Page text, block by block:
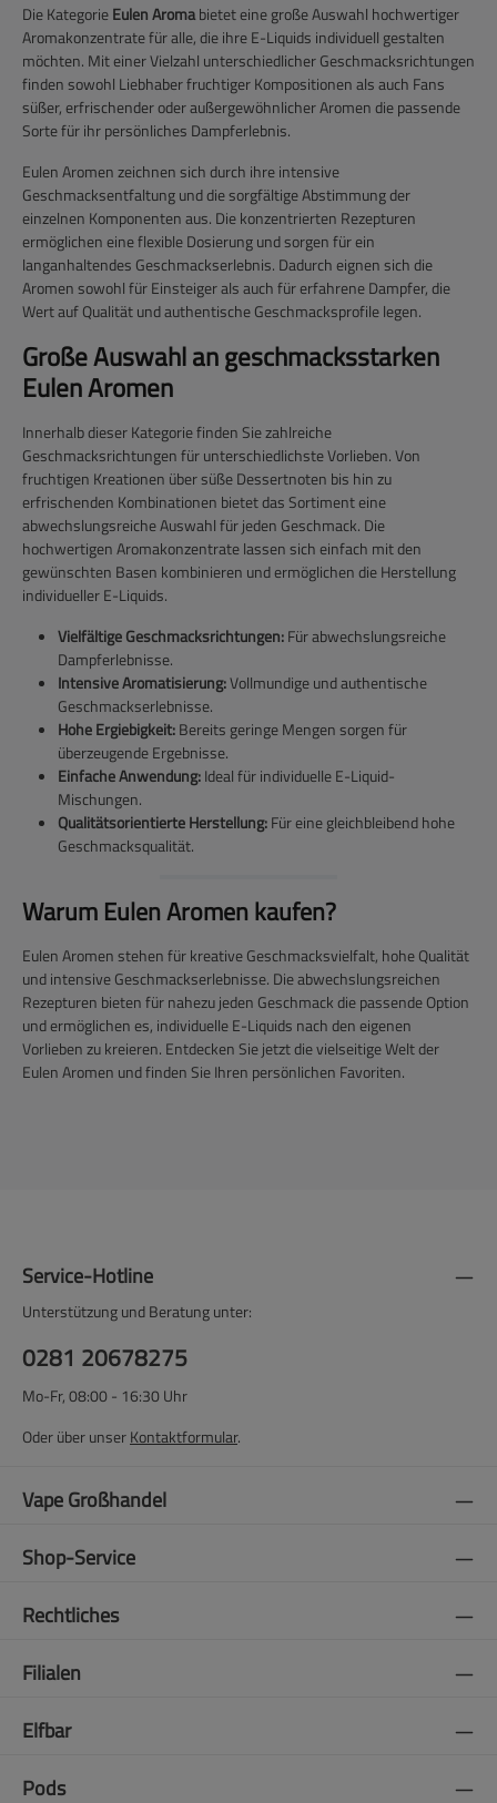
Die KategorieEulen Aromabietet eine große Auswahl hochwertiger
Aromakonzentrate für alle, die ihre E-Liquids individuell gestalten
möchten. Mit einer Vielzahl unterschiedlicher Geschmacksrichtungen
finden sowohl Liebhaber fruchtiger Kompositionen als auch Fans
süßer, erfrischender oder außergewöhnlicher Aromen die passende
Sorte für ihr persönliches Dampferlebnis.
Eulen Aromen zeichnen sich durch ihre intensive
Geschmacksentfaltung und die sorgfältige Abstimmung der
einzelnen Komponenten aus. Die konzentrierten Rezepturen
ermöglichen eine flexible Dosierung und sorgen für ein
langanhaltendes Geschmackserlebnis. Dadurch eignen sich die
Aromen sowohl für Einsteiger als auch für erfahrene Dampfer, die
Wert auf Qualität und authentische Geschmacksprofile legen.
Große Auswahl an geschmacksstarken
Eulen Aromen
Innerhalb dieser Kategorie finden Sie zahlreiche
Geschmacksrichtungen für unterschiedlichste Vorlieben. Von
fruchtigen Kreationen über süße Dessertnoten bis hin zu
erfrischenden Kombinationen bietet das Sortiment eine
abwechslungsreiche Auswahl für jeden Geschmack. Die
hochwertigen Aromakonzentrate lassen sich einfach mit den
gewünschten Basen kombinieren und ermöglichen die Herstellung
individueller E-Liquids.
Vielfältige Geschmacksrichtungen:Für abwechslungsreiche
Dampferlebnisse.
Intensive Aromatisierung:Vollmundige und authentische
Geschmackserlebnisse.
Hohe Ergiebigkeit:Bereits geringe Mengen sorgen für
überzeugende Ergebnisse.
Einfache Anwendung:Ideal für individuelle E-Liquid-
Mischungen.
Qualitätsorientierte Herstellung:Für eine gleichbleibend hohe
Geschmacksqualität.
Warum Eulen Aromen kaufen?
Eulen Aromen stehen für kreative Geschmacksvielfalt, hohe Qualität
und intensive Geschmackserlebnisse. Die abwechslungsreichen
Rezepturen bieten für nahezu jeden Geschmack die passende Option
und ermöglichen es, individuelle E-Liquids nach den eigenen
Vorlieben zu kreieren. Entdecken Sie jetzt die vielseitige Welt der
Eulen Aromen und finden Sie Ihren persönlichen Favoriten.
Service-Hotline
Unterstützung und Beratung unter:
0281 20678275
Mo-Fr, 08:00 - 16:30 Uhr
Oder über unserKontaktformular.
Vape Großhandel
Shop-Service
Rechtliches
Filialen
Elfbar
Pods